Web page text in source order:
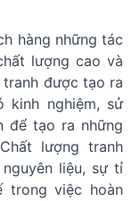
hàng những tác
lượng cao và
được tạo ra
kinh nghiệm, sử
để tạo ra những
lượng tranh
liệu, sự tỉ
trong việc hoàn